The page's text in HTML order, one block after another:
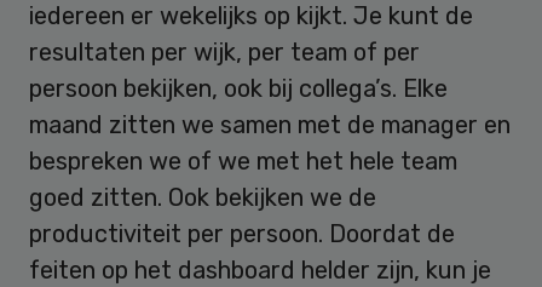
iedereen er wekelijks op kijkt. Je kunt de
resultaten per wijk, per team of per
persoon bekijken, ook bij collega’s. Elke
maand zitten we samen met de manager en
bespreken we of we met het hele team
goed zitten. Ook bekijken we de
productiviteit per persoon. Doordat de
feiten op het dashboard helder zijn, kun je